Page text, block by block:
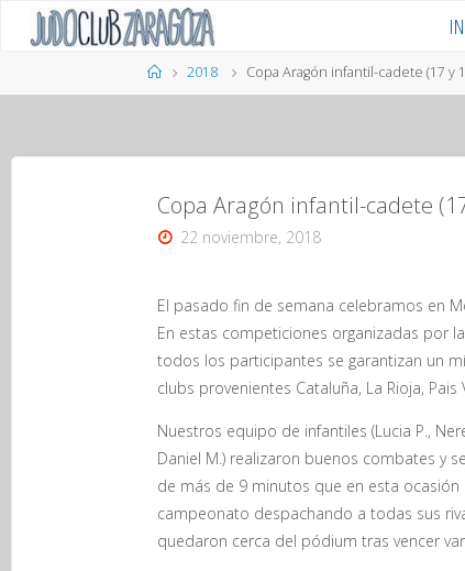
Saltar
Página
de
2018 Copa Aragón infantil-cadete (17 y
Copa Aragón infantil-cadete
22 noviembre, 2018
El pasado fin de semana celebramos en
En estas competiciones organizadas por
todos los participantes se garantizan un
clubs provenientes Cataluña, La Rioja, Pais
Nuestros equipo de infantiles (Lucia P.,
Daniel M.) realizaron buenos combates y
de más de 9 minutos que en esta
campeonato despachando a todas sus
quedaron cerca del pódium tras vencer